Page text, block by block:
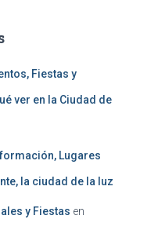
Fiestas y
ver en la Ciudad de
Lugares
la ciudad de la luz
y Fiestas en